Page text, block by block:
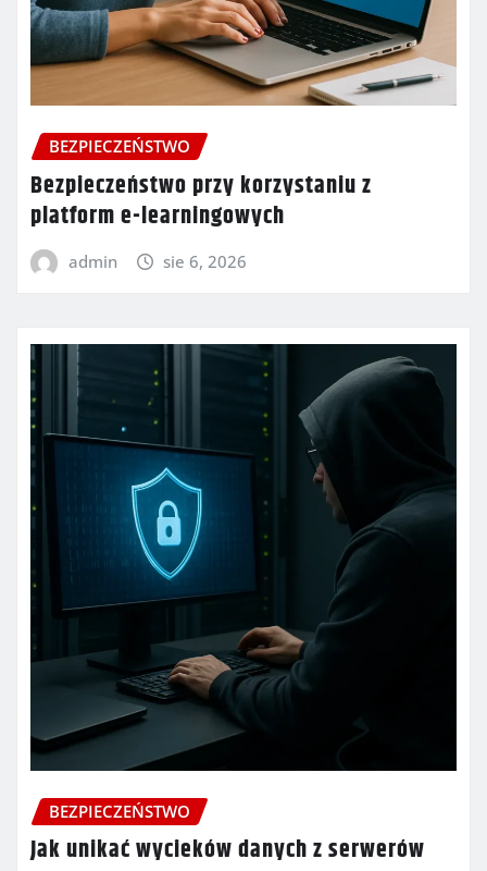
BEZPIECZEŃSTWO
Bezpieczeństwo przy korzystaniu z
platform e-learningowych
admin sie 6, 2026
BEZPIECZEŃSTWO
Jak unikać wycieków danych z serwerów